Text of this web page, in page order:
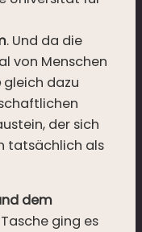
. Und da die
von Menschen
gleich dazu
der sich
tatsächlich als
dem
ging es